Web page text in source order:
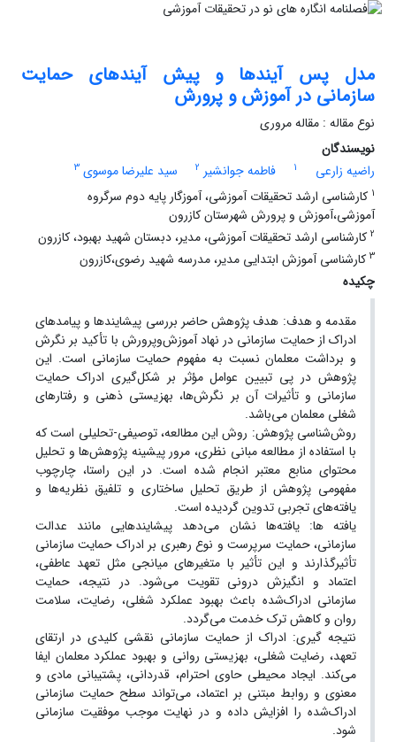
مدل پس آیندها و پیش آیندهای حمایت
سازمانی در آموزش و پرورش
نوع مقاله : مقاله مروری
نویسندگان
راضیه زارعی
1 فاطمه جوانشیر 2 سید علیرضا موسوی 3
1 کارشناسی ارشد تحقیقات آموزشی، آموزگار پایه دوم سرگروه
آموزشی،آموزش و پرورش شهرستان کازرون
2 کارشناسی ارشد تحقیقات آموزشی، مدیر، دبستان شهید بهبود، کازرون
3 کارشناسی آموزش ابتدایی مدیر، مدرسه شهید رضوی،کازرون
چکیده
مقدمه ‌و هدف: هدف پژوهش حاضر بررسی پیشایندها و پیامدهای
ادراک از حمایت سازمانی در نهاد آموزش‌وپرورش با تأکید بر نگرش
و برداشت معلمان نسبت به مفهوم حمایت سازمانی است. این
پژوهش در پی تبیین عوامل مؤثر بر شکل‌گیری ادراک حمایت
سازمانی و تأثیرات آن بر نگرش‌ها، بهزیستی ذهنی و رفتارهای
شغلی معلمان می‌باشد.
روش‌شناسی پژوهش: روش این مطالعه، توصیفی-تحلیلی است که
با استفاده از مطالعه مبانی نظری، مرور پیشینه پژوهش‌ها و تحلیل
محتوای منابع معتبر انجام شده است. در این راستا، چارچوب
مفهومی پژوهش از طریق تحلیل ساختاری و تلفیق نظریه‌ها و
یافته‌های تجربی تدوین گردیده است.
یافته ها: یافته‌ها نشان می‌دهد پیشایندهایی مانند عدالت
سازمانی، حمایت سرپرست و نوع رهبری بر ادراک حمایت سازمانی
تأثیرگذارند و این تأثیر با متغیرهای میانجی مثل تعهد عاطفی،
اعتماد و انگیزش درونی تقویت می‌شود. در نتیجه، حمایت
سازمانی ادراک‌شده باعث بهبود عملکرد شغلی، رضایت، سلامت
روان و کاهش ترک خدمت می‌گردد.
نتیجه گیری: ادراک از حمایت سازمانی نقشی کلیدی در ارتقای
تعهد، رضایت شغلی، بهزیستی روانی و بهبود عملکرد معلمان ایفا
می‌کند. ایجاد محیطی حاوی احترام، قدردانی، پشتیبانی مادی و
معنوی و روابط مبتنی بر اعتماد، می‌تواند سطح حمایت سازمانی
ادراک‌شده را افزایش داده و در نهایت موجب موفقیت سازمانی
شود.